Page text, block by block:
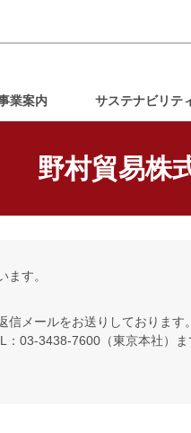
業案内 サステナビリテ
ガバナンス
野村貿易株
す。
メールをお送りしております。
03-3438-7600（東京本社）ま